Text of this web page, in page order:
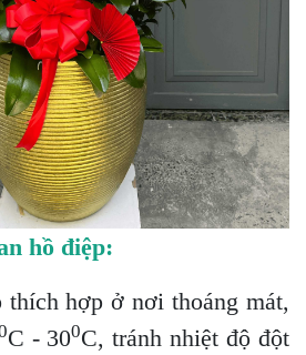
hồ điệp:
hợp ở nơi thoáng mát,
C - 300C, tránh nhiệt độ đột